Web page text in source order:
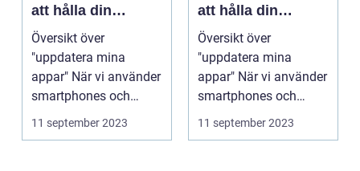
att hålla din
telefon uppdaterad
Översikt över
"uppdatera mina
appar" När vi använder
smartphones och
surfplattor är det
viktigt att...
11 september 2023
att hålla din
telefon uppdaterad
Översikt över
"uppdatera mina
appar" När vi använder
smartphones och
surfplattor är det
viktigt att...
11 september 2023